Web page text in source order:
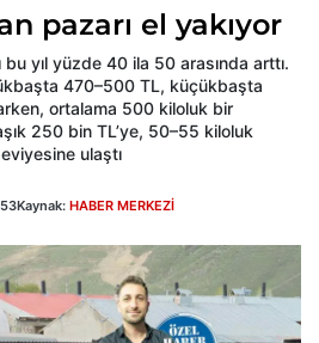
pazarı el yakıyor
bu yıl yüzde 40 ila 50 arasında arttı.
470–500 TL, küçükbaşta
ortalama 500 kiloluk bir
250 bin TL’ye, 50–55 kiloluk
ulaştı
Kaynak: HABER MERKEZİ